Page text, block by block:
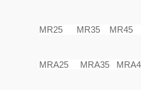
MR25 MR35
MRA25 MRA35